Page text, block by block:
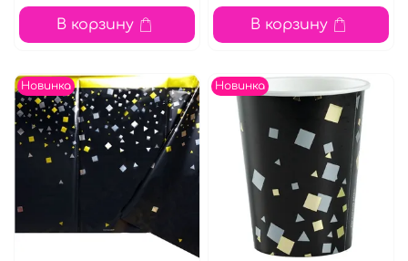
В корзину В корзину
Новинка Новинка